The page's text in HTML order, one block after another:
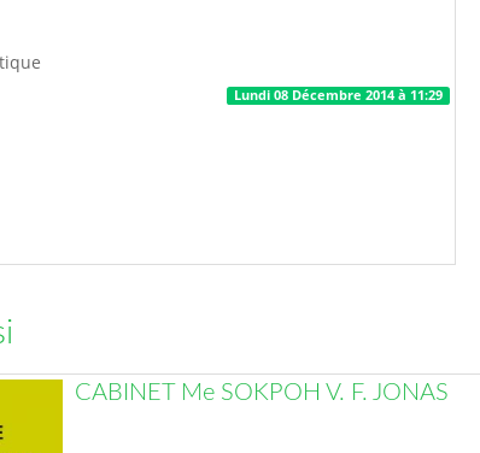
Lundi 08 Décembre 2014 à 11:29
CABINET Me SOKPOH V. F. JONAS